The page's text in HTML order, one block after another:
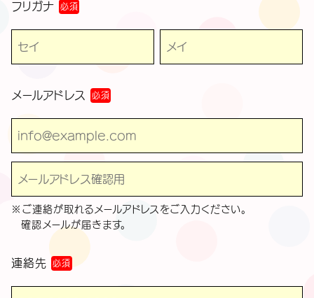
フリガナ 必須
メールアドレス 必須
※ご連絡が取れるメールアドレスをご入力ください。
確認メールが届きます。
連絡先 必須